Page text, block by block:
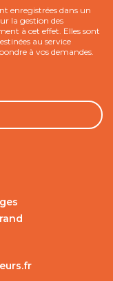
enregistrées dans un
la gestion des
à cet effet. Elles sont
au service
à vos demandes.